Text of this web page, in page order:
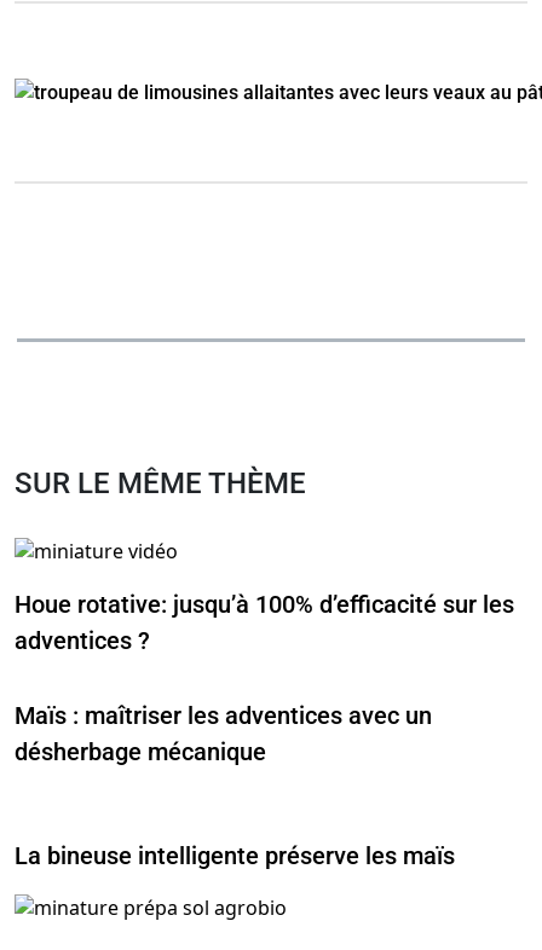
SUR LE MÊME THÈME
Houe rotative: jusqu’à 100% d’efficacité sur les
adventices ?
Maïs : maîtriser les adventices avec un
désherbage mécanique
La bineuse intelligente préserve les maïs